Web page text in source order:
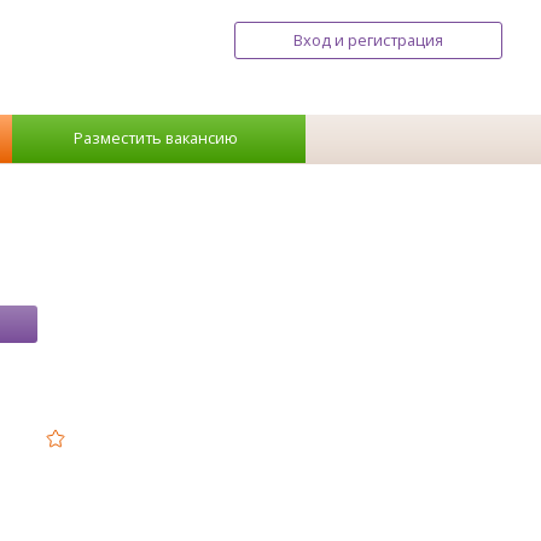
Вход и регистрация
Разместить вакансию